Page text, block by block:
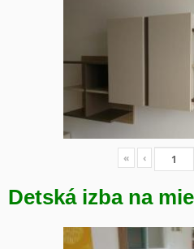
« ‹
Detská izba na